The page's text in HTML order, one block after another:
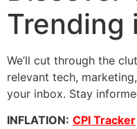
Trending
We’ll cut through the
relevant tech,
your inbox. Stay
INFLATION: CPI Tracker